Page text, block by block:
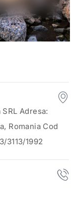
Adresa:
Romania Cod
3113/1992